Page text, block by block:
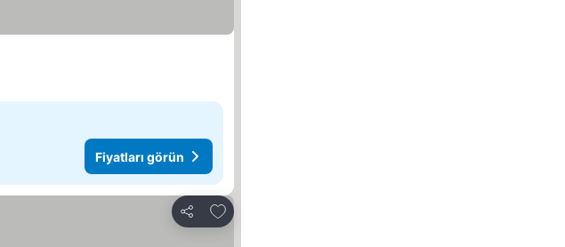
Fiyatları görün
Paylaş
Favorilerime ekle